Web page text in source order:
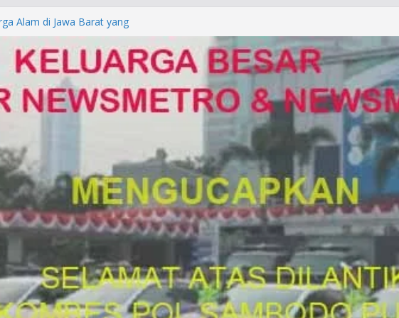
Alam di Jawa Barat yang
KUHAP Baru 2026, Tegaskan
Dipidana
DENPASAR DAN
POLDA BALI DIDUGA
ke Mabes Polri
Palsu, Kapolres
SIM